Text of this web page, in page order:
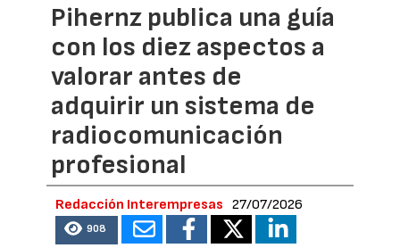
Pihernz publica una guía
con los diez aspectos a
valorar antes de
adquirir un sistema de
radiocomunicación
profesional
Redacción Interempresas 27/07/2026
908